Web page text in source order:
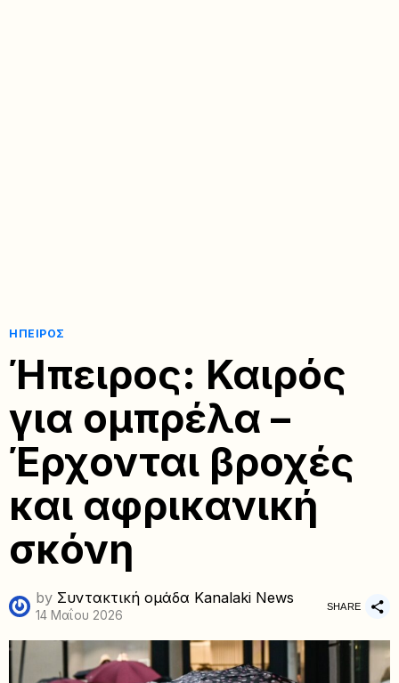
ΉΠΕΙΡΟΣ
Ήπειρος: Καιρός
για ομπρέλα –
Έρχονται βροχές
και αφρικανική
σκόνη
by Συντακτική ομάδα Kanalaki News
14 Μαΐου 2026
SHARE